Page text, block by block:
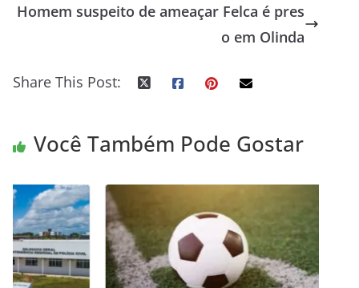
Homem suspeito de ameaçar Felca é pres
o em Olinda
Share This Post:
Você Também Pode Gostar